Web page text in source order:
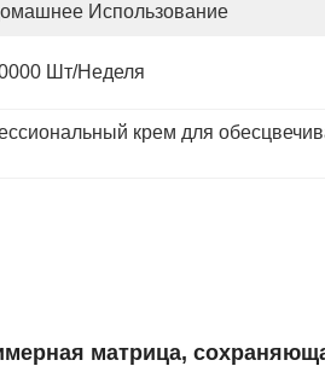
Использование
Шт/неделя
крем для
матрица,